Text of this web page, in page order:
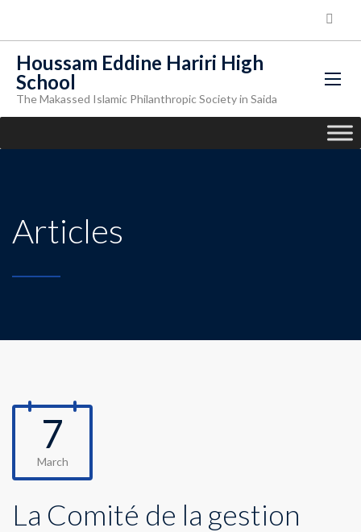
Houssam Eddine Hariri High
School
The Makassed Islamic Philanthropic Society in Saida
Articles
7
March
La Comité de la gestion